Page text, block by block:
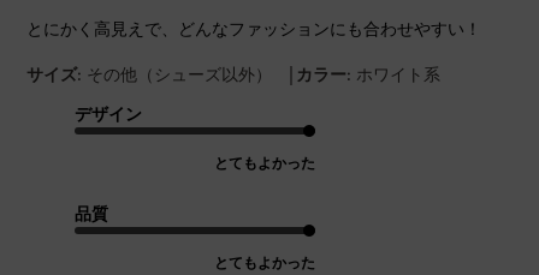
とにかく高見えで、どんなファッションにも合わせやすい！
サイズ: その他（シューズ以外） | カラー: ホワイト系
デザイン
とてもよかった
品質
とてもよかった